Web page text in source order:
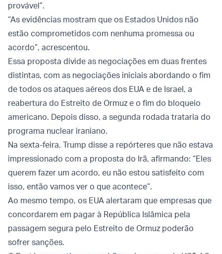
provável”.
“As evidências mostram que os Estados Unidos não
estão comprometidos com nenhuma promessa ou
acordo”, acrescentou.
Essa proposta divide as negociações em duas frentes
distintas, com as negociações iniciais abordando o fim
de todos os ataques aéreos dos EUA e de Israel, a
reabertura do Estreito de Ormuz e o fim do bloqueio
americano. Depois disso, a segunda rodada trataria do
programa nuclear iraniano.
Na sexta-feira, Trump disse a repórteres que não estava
impressionado com a proposta do Irã, afirmando: “Eles
querem fazer um acordo, eu não estou satisfeito com
isso, então vamos ver o que acontece”.
Ao mesmo tempo, os EUA alertaram que empresas que
concordarem em pagar à República Islâmica pela
passagem segura pelo Estreito de Ormuz poderão
sofrer sanções.